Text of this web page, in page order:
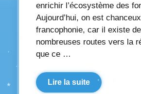
enrichir l’écosystème des
Aujourd’hui, on est
francophonie, car il existe
nombreuses routes vers la
que ce …
Lire la suite